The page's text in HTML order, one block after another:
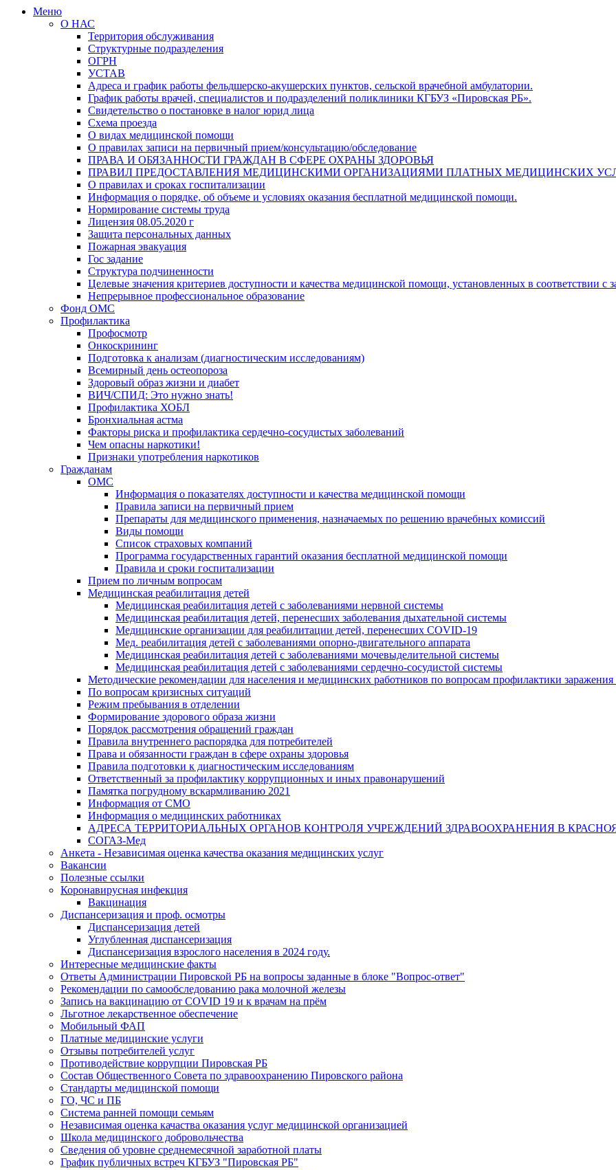
Меню
О НАС
Территория обслуживания
Структурные подразделения
ОГРН
УСТАВ
Адреса и график работы фельдшерско-акушерских пунктов, сельской врачебной амбулатории.
График работы врачей, специалистов и подразделений поликлиники КГБУЗ «Пировская РБ».
Свидетельство о постановке в налог юрид лица
Схема проезда
О видах медицинской помощи
О правилах записи на первичный прием/консультацию/обследование
ПРАВА И ОБЯЗАННОСТИ ГРАЖДАН В СФЕРЕ ОХРАНЫ ЗДОРОВЬЯ
ПРАВИЛ ПРЕДОСТАВЛЕНИЯ МЕДИЦИНСКИМИ ОРГАНИЗАЦИЯМИ ПЛАТНЫХ МЕДИЦИНСКИХ
О правилах и сроках госпитализации
Информация о порядке, об объеме и условиях оказания бесплатной медицинской помощи.
Нормирование системы труда
Лицензия 08.05.2020 г
Защита персональных данных
Пожарная эвакуация
Гос задание
Структура подчиненности
Целевые значения критериев доступности и качества медицинской помощи, установленных в соответствии с
Непрерывное профессиональное образование
Фонд ОМС
Профилактика
Профосмотр
Онкоскрининг
Подготовка к анализам (диагностическим исследованиям)
Всемирный день остеопороза
Здоровый образ жизни и диабет
ВИЧ/СПИД: Это нужно знать!
Профилактика ХОБЛ
Бронхиальная астма
Факторы риска и профилактика сердечно-сосудистых заболеваний
Чем опасны наркотики!
Признаки употребления наркотиков
Гражданам
ОМС
Информация о показателях доступности и качества медицинской помощи
Правила записи на первичный прием
Препараты для медицинского применения, назначаемых по решению врачебных комиссий
Виды помощи
Список страховых компаний
Программа государственных гарантий оказания бесплатной медицинской помощи
Правила и сроки госпитализации
Прием по личным вопросам
Медицинская реабилитация детей
Медицинская реабилитация детей с заболеваниями нервной системы
Медицинская реабилитация детей, перенесших заболевания дыхательной системы
Медицинские организации для реабилитации детей, перенесших COVID-19
Мед. реабилитация детей с заболеваниями опорно-двигательного аппарата
Медицинская реабилитация детей с заболеваниями мочевыделительной системы
Медицинская реабилитация детей с заболеваниями сердечно-сосудистой системы
Методические рекомендации для населения и медицинских работников по вопросам профилактики заражения
По вопросам кризисных ситуаций
Режим пребывания в отделении
Формирование здорового образа жизни
Порядок рассмотрения обращений граждан
Правила внутреннего распорядка для потребителей
Права и обязанности граждан в сфере охраны здоровья
Правила подготовки к диагностическим исследованиям
Ответственный за профилактику коррупционных и иных правонарушений
Памятка погрудному вскармливанию 2021
Информация от СМО
Информация о медицинских работниках
АДРЕСА ТЕРРИТОРИАЛЬНЫХ ОРГАНОВ КОНТРОЛЯ УЧРЕЖДЕНИЙ ЗДРАВООХРАНЕНИЯ В
СОГАЗ-Мед
Анкета - Независимая оценка качества оказания медицинских услуг
Вакансии
Полезные ссылки
Коронавирусная инфекция
Вакцинация
Диспансеризация и проф. осмотры
Диспансеризация детей
Углубленная диспансеризация
Диспансеризация взрослого населения в 2024 году.
Интересные медицинские факты
Ответы Администрации Пировской РБ на вопросы заданные в блоке "Вопрос-ответ"
Рекомендации по самообследованию рака молочной железы
Запись на вакцинацию от COVID 19 и к врачам на прём
Льготное лекарственное обеспечение
Мобильный ФАП
Платные медицинские услуги
Отзывы потребителей услуг
Противодействие коррупции Пировская РБ
Состав Общественного Совета по здравоохранению Пировского района
Стандарты медицинской помощи
ГО, ЧС и ПБ
Система ранней помощи семьям
Независимая оценка качаства оказания услуг медицинской организацией
Школа медицинского добровольчества
Сведения об уровне среднемесячной заработной платы
График публичных встреч КГБУЗ "Пировская РБ"